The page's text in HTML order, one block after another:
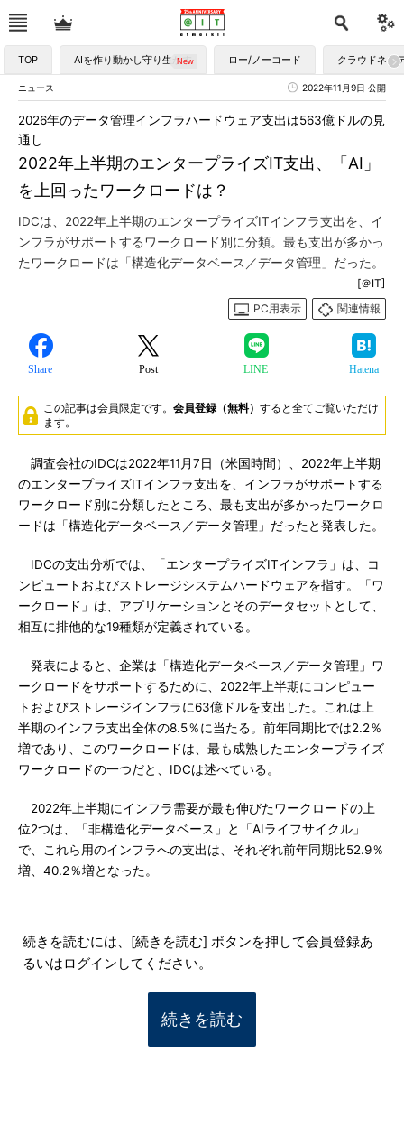
TOP AIを作り動かし守り生かす ロー/ノーコード クラウドネイ
ニュース 2022年11月9日 公開
2022年上半期のエンタープライズIT支出、「AI」
を上回ったワークロードは？
2026年のデータ管理インフラハードウェア支出は563億ドルの見
通し
IDCは、2022年上半期のエンタープライズITインフラ支出を、イ
ンフラがサポートするワークロード別に分類。最も支出が多かっ
たワークロードは「構造化データベース／データ管理」だった。
[＠IT]
PC用表示
関連情報
Share Post LINE Hatena
この記事は会員限定です。 会員登録（無料） すると全てご覧いただけ
ます。
調査会社のIDCは2022年11月7日（米国時間）、2022年上半期
のエンタープライズITインフラ支出を、インフラがサポートする
ワークロード別に分類したところ、最も支出が多かったワークロ
ードは「構造化データベース／データ管理」だったと発表した。
IDCの支出分析では、「エンタープライズITインフラ」は、コ
ンピュートおよびストレージシステムハードウェアを指す。「ワ
ークロード」は、アプリケーションとそのデータセットとして、
相互に排他的な19種類が定義されている。
発表によると、企業は「構造化データベース／データ管理」ワ
ークロードをサポートするために、2022年上半期にコンピュー
トおよびストレージインフラに63億ドルを支出した。これは上
半期のインフラ支出全体の8.5％に当たる。前年同期比では2.2％
増であり、このワークロードは、最も成熟したエンタープライズ
ワークロードの一つだと、IDCは述べている。
2022年上半期にインフラ需要が最も伸びたワークロードの上
位2つは、「非構造化データベース」と「AIライフサイクル」
で、これら用のインフラへの支出は、それぞれ前年同期比52.9％
増、40.2％増となった。
続きを読むには、[続きを読む] ボタンを押して会員登録あ
るいはログインしてください。
続きを読む